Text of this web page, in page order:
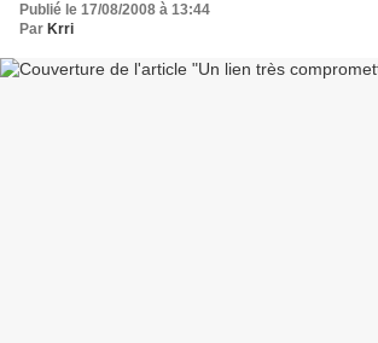
Publié le 17/08/2008 à 13:44
Par Krri